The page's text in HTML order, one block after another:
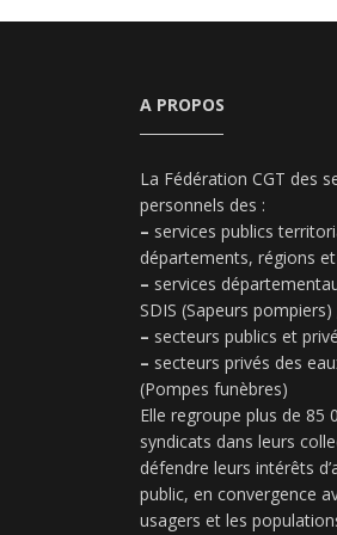
A PROPOS
La Fédération CGT des
personnels des :
– services publics
départements, régions
– services
SDIS (Sapeurs pompiers)
– secteurs publics et
– secteurs privés des
(Pompes funèbres)
Elle regroupe plus de 85
syndicats dans leurs
défendre leurs intérêts
public, en convergence
usagers et les